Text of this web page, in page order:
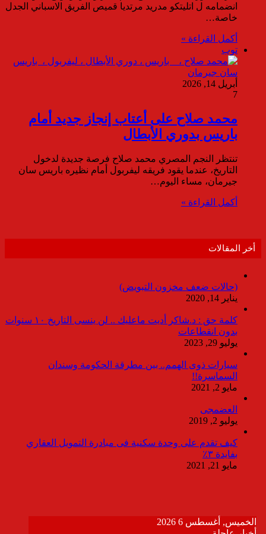
انضمامه ل اتليتكو مدريد مرتديا قميص الفريق الاسباني الجدل
خاصة…
أكمل القراءة »
توب
أبريل 14, 2026
7
محمد صلاح على أعتاب إنجاز جديد أمام
باريس بدوري الأبطال
تنتظر النجم المصري محمد صلاح فرصة جديدة لدخول
التاريخ، عندما يقود فريقه ليفربول أمام نظيره باريس سان
جيرمان، مساء اليوم…
أكمل القراءة »
أخر المقالات
(حالات ضعف مخزون التبويض)
يناير 14, 2020
كلمة حق : د.شاكر أديت ماعليك .. لن ينسى التاريخ ١٠ سنوات
بدون انقطاعات
يوليو 29, 2023
سيارات ذوى الهمم.. بين مطرقة الحكومة وسندان
السماسرة!!
مايو 2, 2021
العضمجى
يوليو 2, 2019
كيف تقدم على وحدة سكنية فى مبادرة التمويل العقاري
بفايدة ٣٪
مايو 21, 2021